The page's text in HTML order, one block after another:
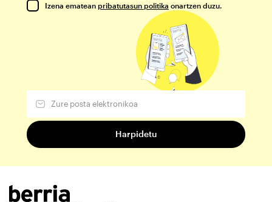
Izena ematean pribatutasun politika onartzen duzu.